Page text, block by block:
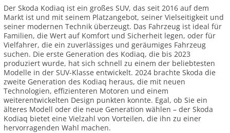
Der Skoda Kodiaq ist ein großes SUV, das seit 2016 auf dem
Markt ist und mit seinem Platzangebot, seiner Vielseitigkeit und
seiner modernen Technik überzeugt. Das Fahrzeug ist ideal für
Familien, die Wert auf Komfort und Sicherheit legen, oder für
Vielfahrer, die ein zuverlässiges und geräumiges Fahrzeug
suchen. Die erste Generation des Kodiaq, die bis 2023
produziert wurde, hat sich schnell zu einem der beliebtesten
Modelle in der SUV-Klasse entwickelt. 2024 brachte Skoda die
zweite Generation des Kodiaq heraus, die mit neuen
Technologien, effizienteren Motoren und einem
weiterentwickelten Design punkten konnte. Egal, ob Sie ein
älteres Modell oder die neue Generation wählen – der Skoda
Kodiaq bietet eine Vielzahl von Vorteilen, die ihn zu einer
hervorragenden Wahl machen.